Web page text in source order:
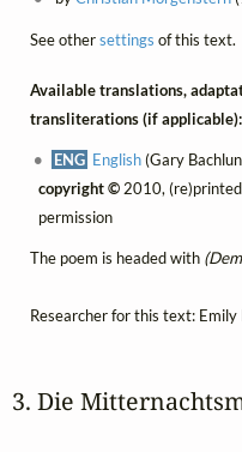
See othersettings of this text.
Available translations,
transliterations (if applicable):
ENG English(Gary
copyright ©2010,
permission
The poem is headed with
Researcher for this text: Emily
3. Die